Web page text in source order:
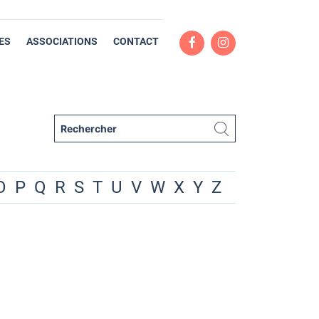
ASSOCIATIONS CONTACT
P Q R S T U V W X Y Z